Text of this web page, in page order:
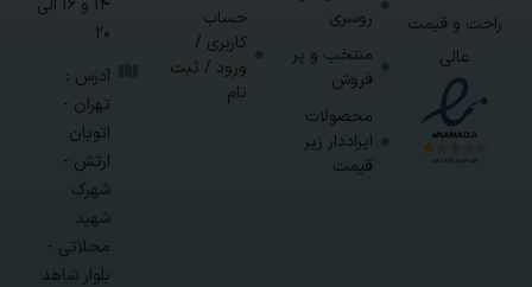
راحت و قیمت
عالی
روسری
منتخب و پر
فروش
محصولات
ایراددار زیر
قیمت
حساب
کاربری /
ورود / ثبت
نام
20
آدرس :
تهران -
اتوبان
ارتش -
شهرک
شهید
محلاتی -
بلوار شاهد